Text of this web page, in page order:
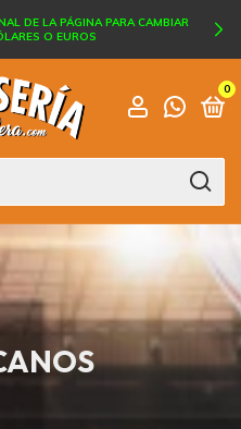
DE LA PÁGINA PARA CAMBIAR
O EUROS
0